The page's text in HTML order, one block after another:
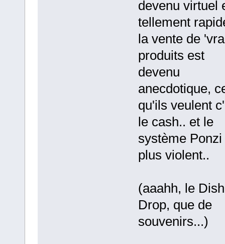
devenu virtuel
tellement
la vente de
produits est
devenu
anecdotique,
qu'ils veulent
le cash.. et le
système Ponzi
plus violent..
(aaahh, le Dish
Drop, que de
souvenirs...)